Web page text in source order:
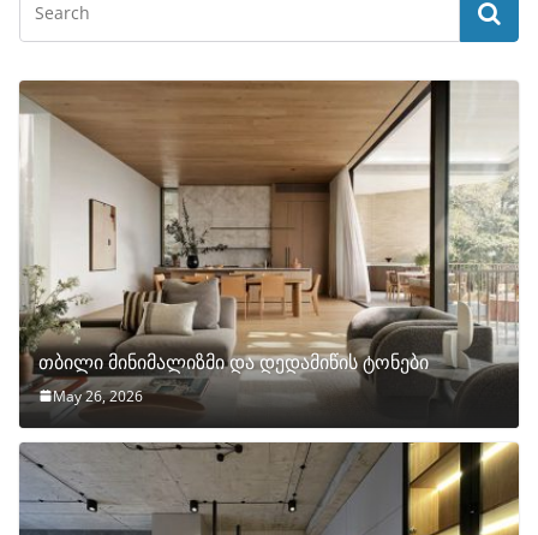
თბილი მინიმალიზმი და დედამიწის ტონები
May 26, 2026